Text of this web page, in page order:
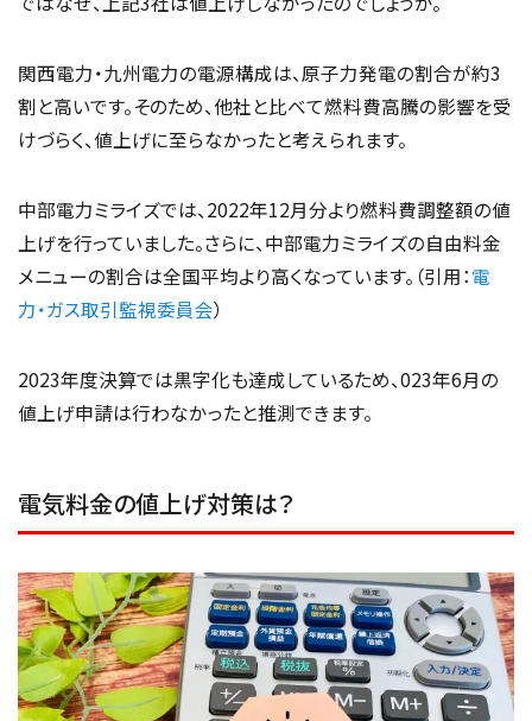
関西電力・九州電力の電源構成は、原子力発電の割合が約3
割と高いです。そのため、他社と比べて燃料費高騰の影響を受
けづらく、値上げに至らなかったと考えられます。
中部電力ミライズでは、2022年12月分より燃料費調整額の値
上げを行っていました。さらに、中部電力ミライズの自由料金
メニューの割合は全国平均より高くなっています。（引用：電
力・ガス取引監視委員会）
2023年度決算では黒字化も達成しているため、023年6月の
値上げ申請は行わなかったと推測できます。
電気料金の値上げ対策は？